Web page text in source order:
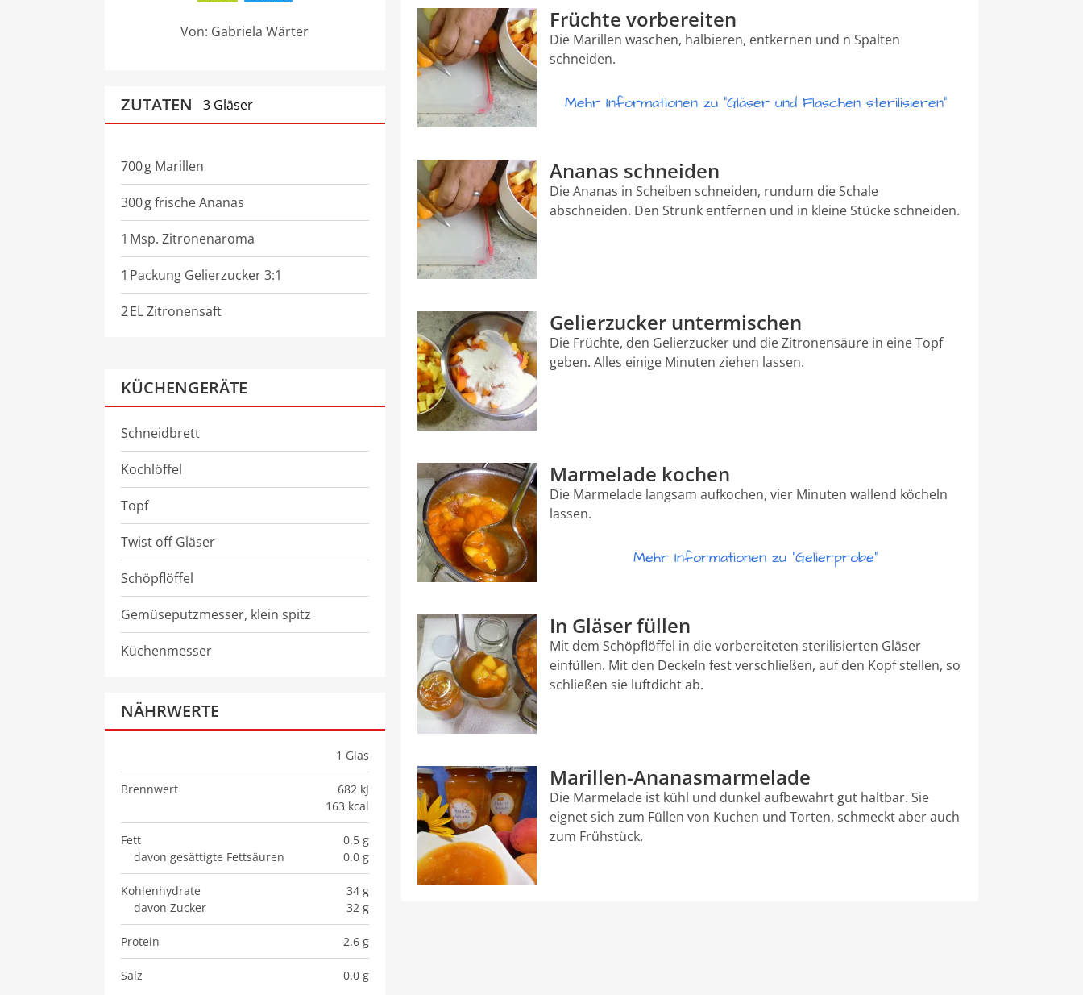
Von: Gabriela Wärter
ZUTATEN 3 Gläser
700g Marillen
300gfrische Ananas
1 Msp. Zitronenaroma
1 Packung Gelierzucker 3:1
2ELZitronensaft
KÜCHENGERÄTE
Schneidbrett
Kochlöffel
Topf
Twist off Gläser
Schöpflöffel
Gemüseputzmesser, klein spitz
Küchenmesser
NÄHRWERTE
1 Glas
Brennwert
682 kJ
163 kcal
Fett
0.5 g
davon gesättigte Fettsäuren
0.0 g
Kohlenhydrate
34 g
davon Zucker
32 g
Protein 2.6 g
Salz 0.0 g
Früchte vorbereiten
Die Marillen waschen, halbieren, entkernen und n Spalten
schneiden.
Mehr Informationen zu "Gläser und Flaschen sterilisieren"
Ananas schneiden
Die Ananas in Scheiben schneiden, rundum die Schale
abschneiden. Den Strunk entfernen und in kleine Stücke schneiden.
Gelierzucker untermischen
Die Früchte, den Gelierzucker und die Zitronensäure in eine Topf
geben. Alles einige Minuten ziehen lassen.
Marmelade kochen
Die Marmelade langsam aufkochen, vier Minuten wallend köcheln
lassen.
Mehr Informationen zu "Gelierprobe"
In Gläser füllen
Mit dem Schöpflöffel in die vorbereiteten sterilisierten Gläser
einfüllen. Mit den Deckeln fest verschließen, auf den Kopf stellen, so
schließen sie luftdicht ab.
Marillen-Ananasmarmelade
Die Marmelade ist kühl und dunkel aufbewahrt gut haltbar. Sie
eignet sich zum Füllen von Kuchen und Torten, schmeckt aber auch
zum Frühstück.